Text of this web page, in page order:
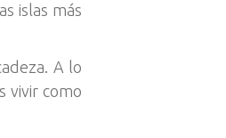
islas más
A lo
vivir como